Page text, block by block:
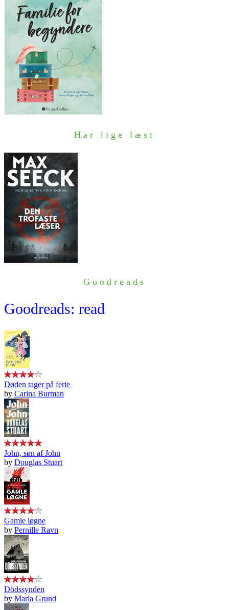
Har lige læst
Goodreads
Goodreads: read
Døden tager på ferie
by Carina Burman
John, søn af John
by Douglas Stuart
Gamle løgne
by Pernille Ravn
Dödssynden
by Maria Grund